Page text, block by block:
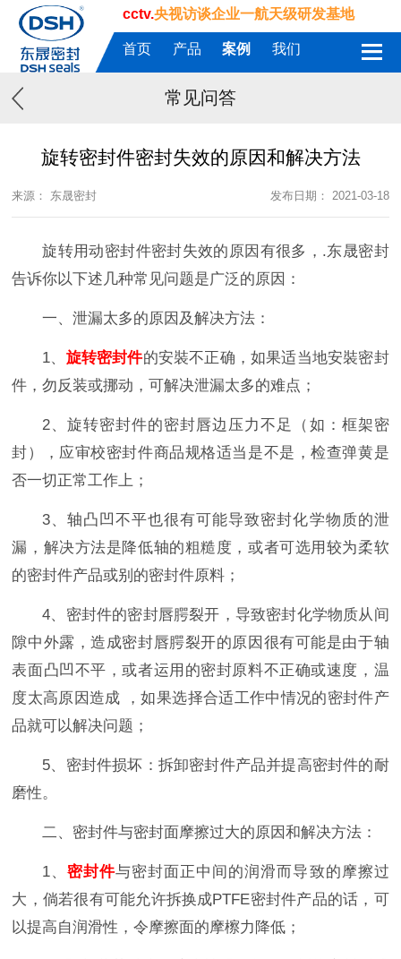
cctv.央视访谈企业一航天级研发基地
首页 产品 案例 我们
常见问答
旋转密封件密封失效的原因和解决方法
来源： 东晟密封 发布日期： 2021-03-18
旋转用动密封件密封失效的原因有很多，.东晟密封
告诉你以下述几种常见问题是广泛的原因：
一、泄漏太多的原因及解决方法：
1、 旋转密封件的安裝不正确，如果适当地安裝密封
件，勿反装或挪动，可解决泄漏太多的难点；
2、旋转密封件的密封唇边压力不足（如：框架密
封），应审校密封件商品规格适当是不是，检查弹黄是
否一切正常工作上；
3、轴凸凹不平也很有可能导致密封化学物质的泄
漏，解决方法是降低轴的粗糙度，或者可选用较为柔软
的密封件产品或别的密封件原料；
4、密封件的密封唇腭裂开，导致密封化学物质从间
隙中外露，造成密封唇腭裂开的原因很有可能是由于轴
表面凸凹不平，或者运用的密封原料不正确或速度，温
度太高原因造成 ，如果选择合适工作中情况的密封件产
品就可以解决问题；
5、密封件损坏：拆卸密封件产品并提高密封件的耐
磨性。
二、密封件与密封面摩擦过大的原因和解决方法：
1、密封件与密封面正中间的润滑而导致的摩擦过
大，倘若很有可能允许拆换成PTFE密封件产品的话，可
以提高自润滑性，令摩擦面的摩檫力降低；